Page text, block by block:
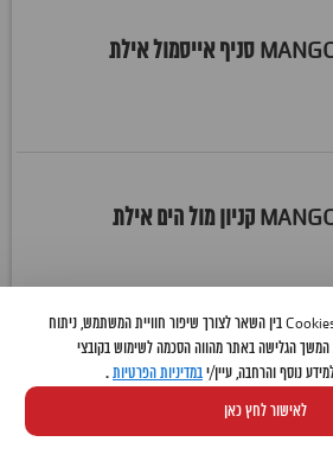
דייסון
לידיעתך, אתר זה משתמש בקובצי Cookies בין השאר לצורך שיפור חוויית המשתמש, ניתוח
המשך הגלישה באתר מהווה הסכמה לשימוש בקובצי
במדיניות הפרטיות .
לאישור לחץ כאן